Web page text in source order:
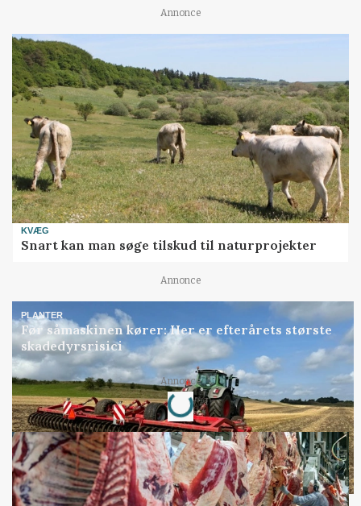
Annonce
KVÆG
Snart kan man søge tilskud til naturprojekter
Annonce
PLANTER
Før såmaskinen kører: Her er efterårets største
skadedyrsrisici
Annonce
Loading...